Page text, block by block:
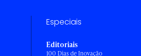
Especiais
Editoriais
100 Dias de Inovação